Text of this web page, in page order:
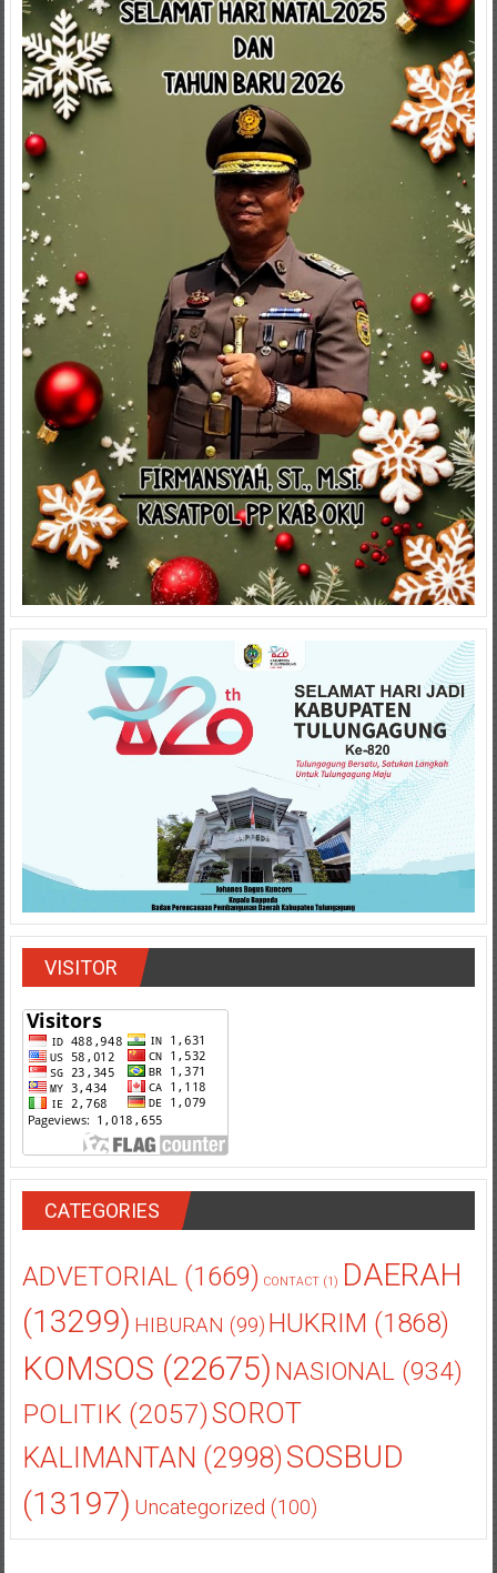
VISITOR
CATEGORIES
ADVETORIAL(1669) CONTACT(1) DAERAH
(13299) HIBURAN (99) HUKRIM (1868)
KOMSOS (22675) NASIONAL(934)
POLITIK(2057)SOROT
KALIMANTAN (2998)SOSBUD
(13197) Uncategorized (100)